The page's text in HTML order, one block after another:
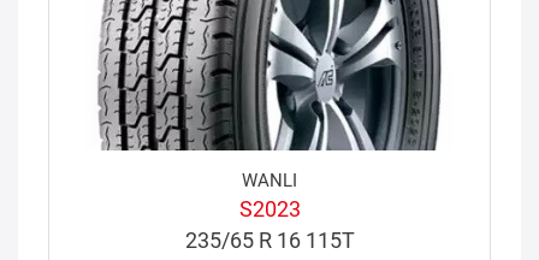
WANLI
S2023
235/65 R 16 115T